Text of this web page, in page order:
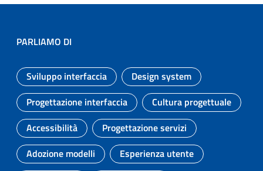
PARLIAMO DI
Argomento:
Sviluppo interfaccia
Argomento:
Design system
Argomento:
Progettazione interfaccia
Argomento:
Cultura progettuale
Argomento:
Accessibilità
Argomento:
Progettazione servizi
Argomento:
Adozione modelli
Argomento:
Esperienza utente